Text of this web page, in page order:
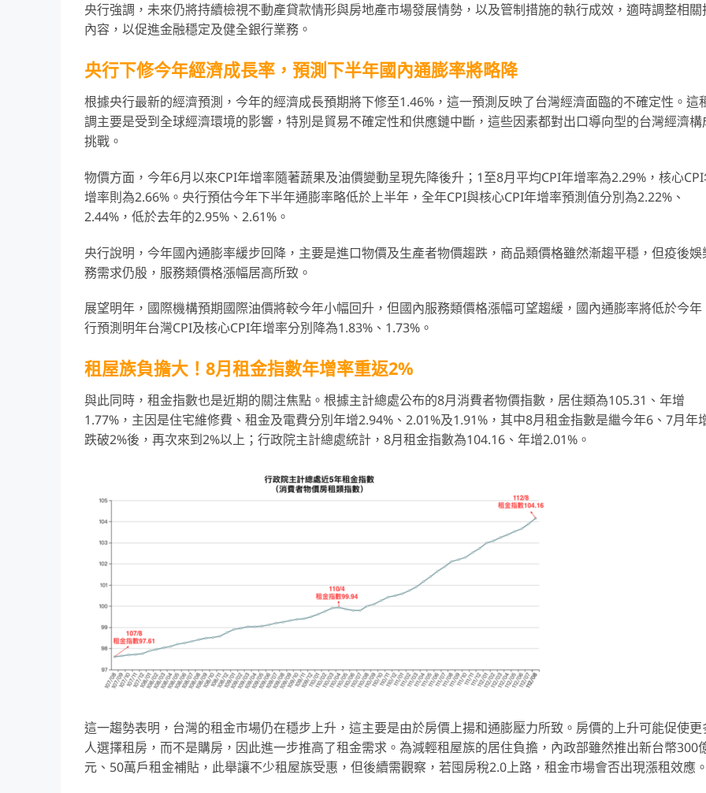
央行強調，未來仍將持續檢視不動產貸款情形與房地產市場發展情勢，以及管制措施的執行成效，適時調整相關
內容，以促進金融穩定及健全銀行業務。
央行下修今年經濟成長率，預測下半年國內通膨率將略降
根據央行最新的經濟預測，今年的經濟成長預期將下修至1.46%，這一預測反映了台灣經濟面臨的不確定性。這
調主要是受到全球經濟環境的影響，特別是貿易不確定性和供應鏈中斷，這些因素都對出口導向型的台灣經濟構
挑戰。
物價方面，今年6月以來CPI年增率隨著蔬果及油價變動呈現先降後升；1至8月平均CPI年增率為2.29%，核心
增率則為2.66%。央行預估今年下半年通膨率略低於上半年，全年CPI與核心CPI年增率預測值分別為2.22%、
2.44%，低於去年的2.95%、2.61%。
央行說明，今年國內通膨率緩步回降，主要是進口物價及生產者物價趨跌，商品類價格雖然漸趨平穩，但疫後娛
務需求仍殷，服務類價格漲幅居高所致。
展望明年，國際機構預期國際油價將較今年小幅回升，但國內服務類價格漲幅可望趨緩，國內通膨率將低於今年
行預測明年台灣CPI及核心CPI年增率分別降為1.83%、1.73%。
租屋族負擔大！8月租金指數年增率重返2%
與此同時，租金指數也是近期的關注焦點。根據主計總處公布的8月消費者物價指數，居住類為105.31、年增
1.77%，主因是住宅維修費、租金及電費分別年增2.94%、2.01%及1.91%，其中8月租金指數是繼今年6、7月年
跌破2%後，再次來到2%以上；行政院主計總處統計，8月租金指數為104.16、年增2.01%。
這一趨勢表明，台灣的租金市場仍在穩步上升，這主要是由於房價上揚和通膨壓力所致。房價的上升可能促使更
人選擇租房，而不是購房，因此進一步推高了租金需求。為減輕租屋族的居住負擔，內政部雖然推出新台幣300
元、50萬戶租金補貼，此舉讓不少租屋族受惠，但後續需觀察，若囤房稅2.0上路，租金市場會否出現漲租效應。